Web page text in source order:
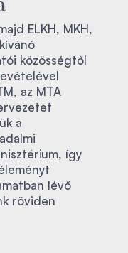
ELKH, MKH,
közösségtől
az MTA
a
így
lévő
röviden